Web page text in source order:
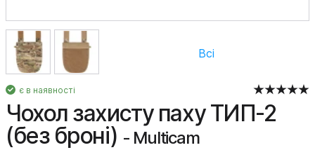
Всі
є в наявності
Чохол захисту паху ТИП-2
(без броні) - Multicam